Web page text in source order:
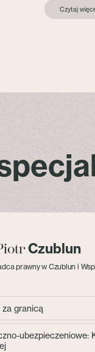
Czytaj
Czublun
prawny w Czublun i
granicą
ubezpieczeniowe: